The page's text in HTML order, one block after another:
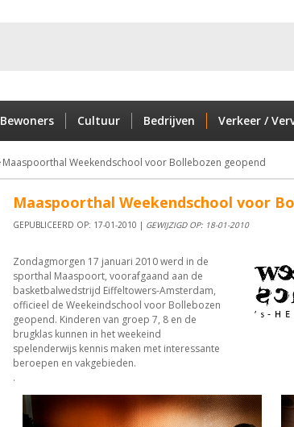
Bewoners Cultuur Bedrijven Verkeer /
Maaspoorthal Weekendschool voor Bollebozen geopend
Maaspoorthal Weekendschool voor
GEPUBLICEERD OP: 17-01-2010 | GEWIJZIGD OP: 18-01-2010
Zondagmorgen 17 januari 2010 werd in de
sporthal Maaspoort, voorafgaand aan de
basketbalwedstrijd Eiffeltowers-Amsterdam,
officieel de Weekeindschool voor Bollebozen
geopend. Kinderen van groep 7, 8 en de
brugklas kunnen in het weekeind
spelenderwijs kennis maken met interessante
beroepen en vakgebieden.
.